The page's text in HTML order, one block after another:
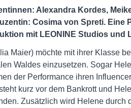
Alexandra Kordes,
Cosima von Spreti. Eine
mit LEONINE Studios und
Maier) möchte mit ihrer Klasse
Waldes einzusetzen. Sogar
der Performance ihren
kurz vor dem Bankrott und
Zusätzlich wird Helene durch